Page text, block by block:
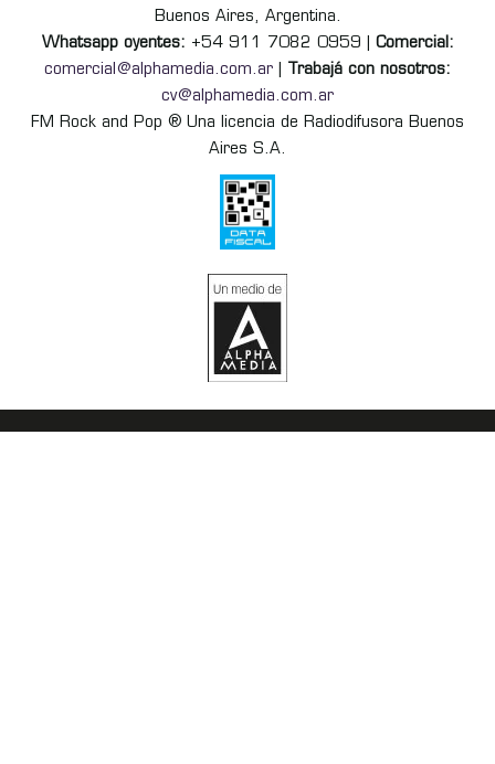
Buenos Aires, Argentina.
Whatsapp oyentes: +54 911 7082 0959 | Comercial:
comercial@alphamedia.com.ar
Trabajá con nosotros:
cv@alphamedia.com.ar
FM Rock and Pop ® Una licencia de Radiodifusora Buenos
Aires S.A.